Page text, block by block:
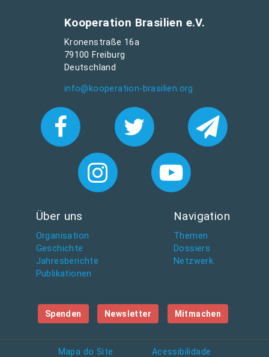
Kooperation Brasilien e.V.
Kronenstraße 16a
79100 Freiburg
Deutschland
info@kooperation-brasilien.org
Über uns
Organisation
Geschichte
Jahresberichte
Publikationen
Navigation
Themen
Dossiers
Netzwerk
Spenden Newsletter Mitmachen
Mapa do Site Acessibilidade